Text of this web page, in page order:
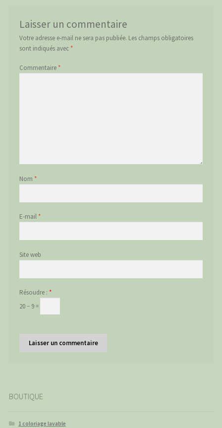
Laisser un commentaire
Votre adresse e-mail ne sera pas publiée. Les champs obligatoires
sont indiqués avec *
Commentaire *
Nom *
E-mail *
Site web
Résoudre : *
20 − 9 =
BOUTIQUE
1 coloriage lavable